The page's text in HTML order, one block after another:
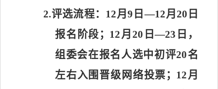
2.评选流程： 12月9 日—12月 20 日
报名阶段； 12月 20 日—23 日，
组委会在报名人选中初评20名
左右入围晋级网络投票； 12月